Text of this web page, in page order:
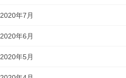
2020年7月
2020年6月
2020年5月